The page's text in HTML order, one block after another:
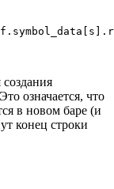
создания
означается, что
в новом баре (и
конец строки